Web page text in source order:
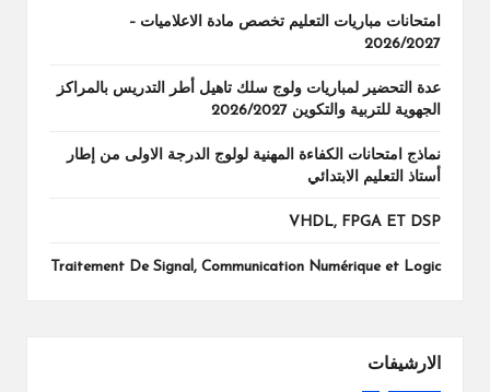
امتحانات مباريات التعليم تخصص مادة الاعلاميات –
2026/2027
عدة التحضير لمباريات ولوج سلك تاهيل أطر التدريس بالمراكز
الجهوية للتربية والتكوين 2026/2027
نماذج امتحانات الكفاءة المهنية لولوج الدرجة الاولى من إطار
أستاذ التعليم الابتدائي
VHDL, FPGA ET DSP
Traitement De Signal, Communication Numérique et Logic
الارشيفات